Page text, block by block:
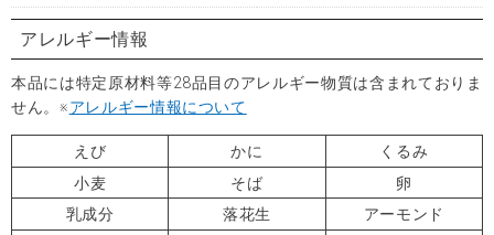
アレルギー情報
本品には特定原材料等28品目のアレルギー物質は含まれておりま
せん。※アレルギー情報について
えび かに
くるみ
小麦
そば
卵
乳成分
落花生
アーモンド